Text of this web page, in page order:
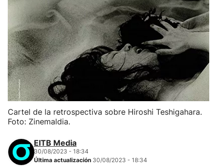
Cartel de la retrospectiva sobre Hiroshi Teshigahara.
Foto: Zinemaldia.
EITB Media
30/08/2023 - 18:34
Última actualización 30/08/2023 - 18:34